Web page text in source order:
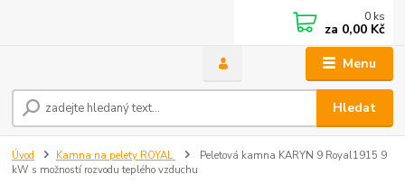
Menu
Hledat
0 ks
za 0,00 Kč
Úvod Kamna na pelety ROYAL
Peletová kamna KARYN 9 Royal1915 9
kW s možností rozvodu teplého vzduchu